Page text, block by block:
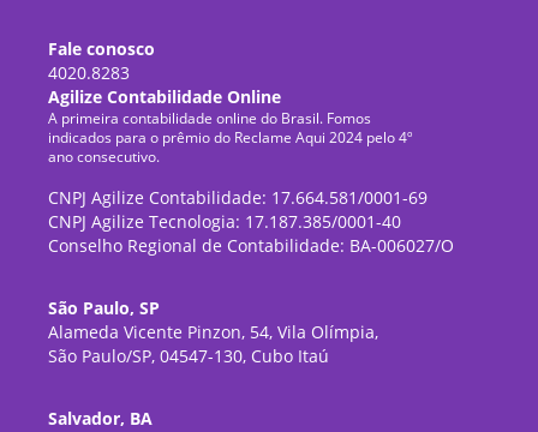
Fale conosco
4020.8283
Agilize Contabilidade Online
A primeira contabilidade online do Brasil. Fomos
indicados para o prêmio do Reclame Aqui 2024 pelo 4º
ano consecutivo.
CNPJ Agilize Contabilidade: 17.664.581/0001-69
CNPJ Agilize Tecnologia: 17.187.385/0001-40
Conselho Regional de Contabilidade: BA-006027/O
São Paulo, SP
Alameda Vicente Pinzon, 54, Vila Olímpia,
São Paulo/SP, 04547-130, Cubo Itaú
Salvador, BA